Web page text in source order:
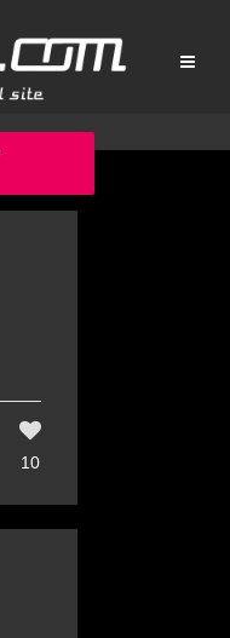
10